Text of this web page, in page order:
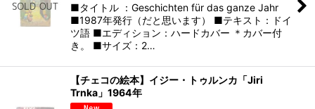
■タイトル ：Geschichten für das ganze Jahr
■1987年発行（だと思います） ■テキスト：ドイ
ツ語 ■エディション：ハードカバー ＊カバー付
き。 ■サイズ：2…
【チェコの絵本】イジー・トゥルンカ「Jiri
Trnka」1964年